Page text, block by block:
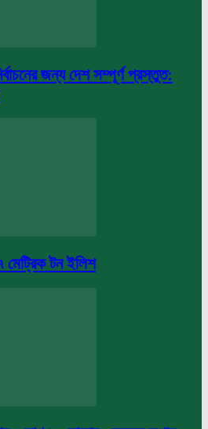
জন্য দেশ সম্পূর্ণ প্রস্তুত:
মেট্রিক টন ইলিশ